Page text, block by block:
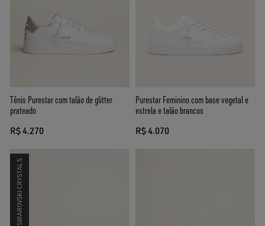
Tênis Purestar com talão de glitter
prateado
R$ 4.270
Purestar Feminino com base vegetal e
estrela e talão brancos
R$ 4.070
SWAROVSKI CRYSTALS